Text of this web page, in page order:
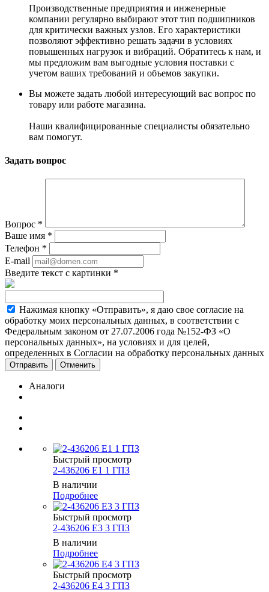
Производственные предприятия и инженерные
компании регулярно выбирают этот тип подшипников
для критически важных узлов. Его характеристики
позволяют эффективно решать задачи в условиях
повышенных нагрузок и вибраций. Обратитесь к нам, и
мы предложим вам выгодные условия поставки с
учетом ваших требований и объемов закупки.
Вы можете задать любой интересующий вас вопрос по
товару или работе магазина.
Наши квалифицированные специалисты обязательно
вам помогут.
Задать вопрос
Вопрос *
Ваше имя *
Телефон *
E-mail
Введите текст с картинки *
Нажимая кнопку «Отправить», я даю свое согласие на
обработку моих персональных данных, в соответствии с
Федеральным законом от 27.07.2006 года №152-ФЗ «О
персональных данных», на условиях и для целей,
определенных в Согласии на обработку персональных данных
Отменить
Аналоги
Быстрый просмотр
2-436206 Е1 1 ГПЗ
В наличии
Подробнее
Быстрый просмотр
2-436206 Е3 3 ГПЗ
В наличии
Подробнее
Быстрый просмотр
2-436206 Е4 3 ГПЗ